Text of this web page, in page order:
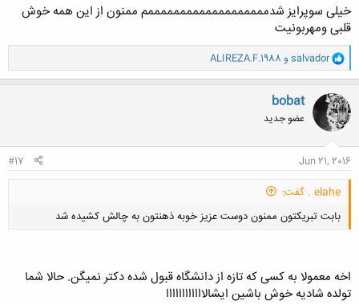
خیلی سوپرایز شدمممممممممممممممممممم ممنون از این همه خوش
قلبی ومهربونیت
و
ا
ک
ن
ش
ه
ا
salvador و ALIREZA.F.1988
bobat
عضو جدید
Jun 21, 2016
#17
elahe . گفت:
بابت تبریکتون ممنون دوست عزیز خوبه ذهنتون به چالش کشیده شد
اخه معمولا به کسی که تازه از دانشگاه قبول شده دکتر نمیگن. حالا شما
تولده شادیه خوش باشین ایشالاااااااااااا